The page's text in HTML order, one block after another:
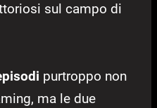
sul campo di
purtroppo non
ma le due